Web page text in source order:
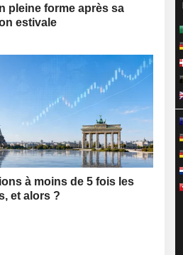
pleine forme après sa
estivale
à moins de 5 fois les
et alors ?